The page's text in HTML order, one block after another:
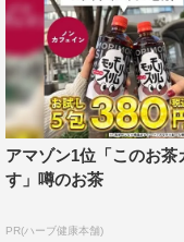
屋良はTravis Japan
かない」と明言する
バーに伝えていたの
いう言葉だった。そ
ロダンスのその先に
う思いだった。
イメージをシンクロ
アマゾン1位「このお茶
す」噂のお茶
PR(ハーブ健康本舗)